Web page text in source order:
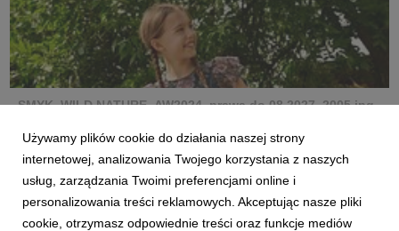
SMYK_WILD NATURE_AW2024_prawa do 08.2027_2005.jpg
grafika|2,63 MB
Używamy plików cookie do działania naszej strony
internetowej, analizowania Twojego korzystania z naszych
usług, zarządzania Twoimi preferencjami online i
personalizowania treści reklamowych. Akceptując nasze pliki
cookie, otrzymasz odpowiednie treści oraz funkcje mediów